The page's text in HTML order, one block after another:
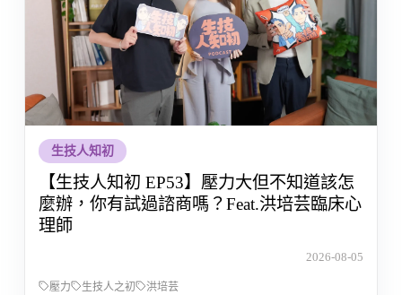
生技人知初
【生技人知初 EP53】壓力大但不知道該怎
麼辦，你有試過諮商嗎？Feat.洪培芸臨床心
理師
2026-08-05
壓力 生技人之初 洪培芸